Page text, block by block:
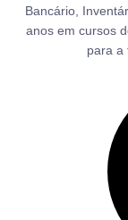
Bancário,
anos em cursos
para a